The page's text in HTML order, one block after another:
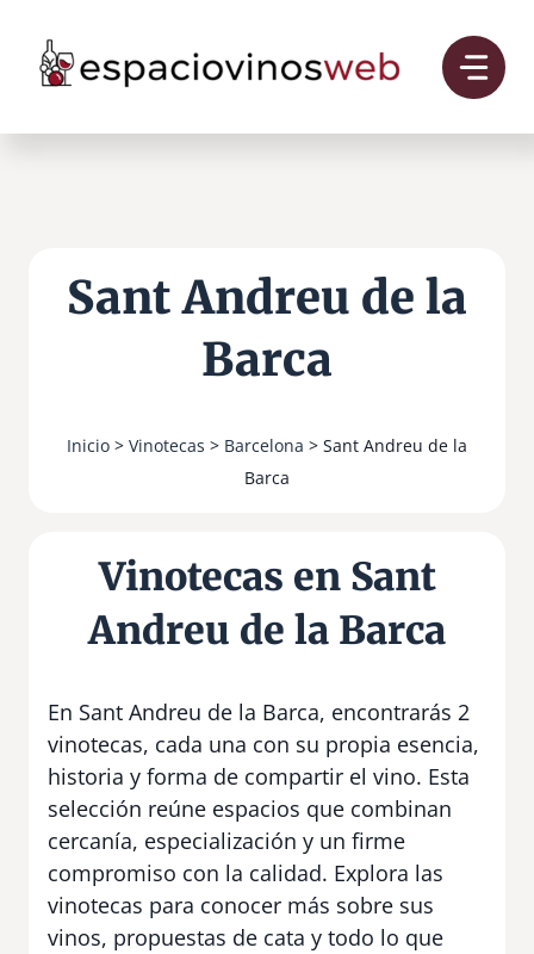
contenido
Sant Andreu de la
Barca
Inicio > Vinotecas > Barcelona > Sant Andreu de la
Barca
Vinotecas en Sant
Andreu de la Barca
En Sant Andreu de la Barca, encontrarás 2
vinotecas, cada una con su propia esencia,
historia y forma de compartir el vino. Esta
selección reúne espacios que combinan
cercanía, especialización y un firme
compromiso con la calidad. Explora las
vinotecas para conocer más sobre sus
vinos, propuestas de cata y todo lo que